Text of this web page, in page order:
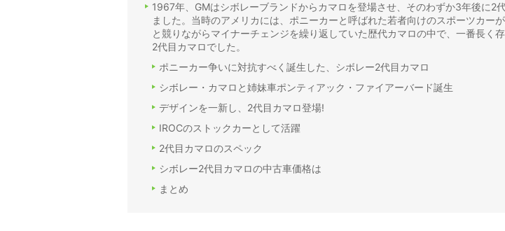
1967年、GMはシボレーブランドからカマロを登場させ、そのわずか3年後に2
ました。当時のアメリカには、ポニーカーと呼ばれた若者向けのスポーツカー
と競りながらマイナーチェンジを繰り返していた歴代カマロの中で、一番長く
2代目カマロでした。
ポニーカー争いに対抗すべく誕生した、シボレー2代目カマロ
シボレー・カマロと姉妹車ポンティアック・ファイアーバード誕生
デザインを一新し、2代目カマロ登場!
IROCのストックカーとして活躍
2代目カマロのスペック
シボレー2代目カマロの中古車価格は
まとめ